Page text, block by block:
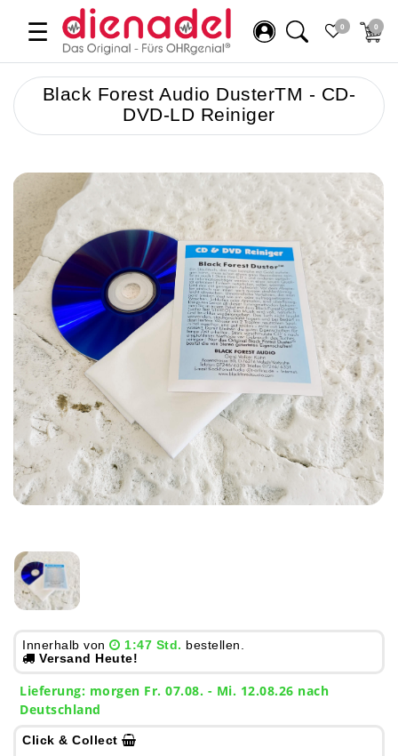
☰ 0 0
Black Forest Audio DusterTM - CD-
DVD-LD Reiniger
Innerhalb von 1:47 Std. bestellen.
Versand Heute!
Lieferung: morgen Fr. 07.08. - Mi. 12.08.26 nach
Deutschland
Click & Collect